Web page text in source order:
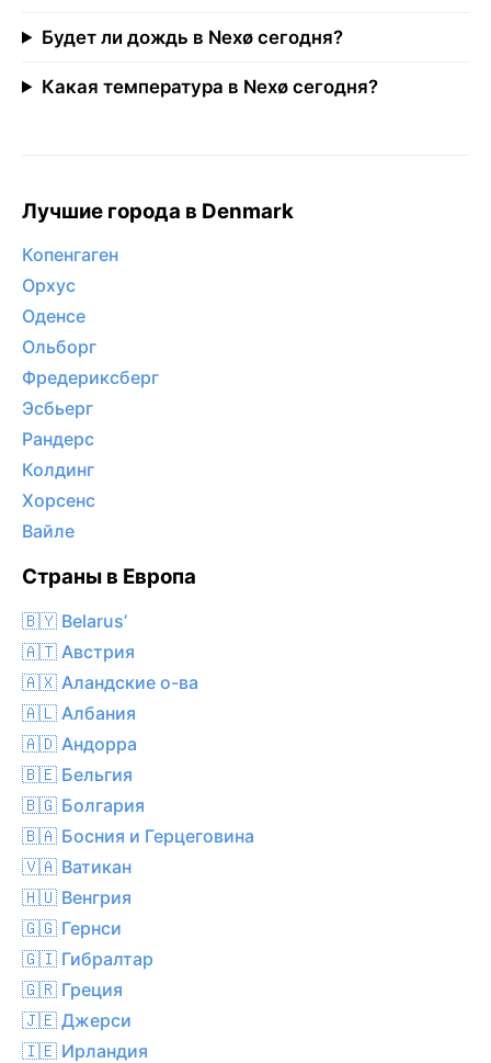
Будет ли дождь в Nexø сегодня?
Какая температура в Nexø сегодня?
Лучшие города в Denmark
Копенгаген
Орхус
Оденсе
Ольборг
Фредериксберг
Эсбьерг
Рандерс
Колдинг
Хорсенс
Вайле
Страны в Европа
🇧🇾 Belarus’
🇦🇹 Австрия
🇦🇽 Аландские о-ва
🇦🇱 Албания
🇦🇩 Андорра
🇧🇪 Бельгия
🇧🇬 Болгария
🇧🇦 Босния и Герцеговина
🇻🇦 Ватикан
🇭🇺 Венгрия
🇬🇬 Гернси
🇬🇮 Гибралтар
🇬🇷 Греция
🇯🇪 Джерси
🇮🇪 Ирландия